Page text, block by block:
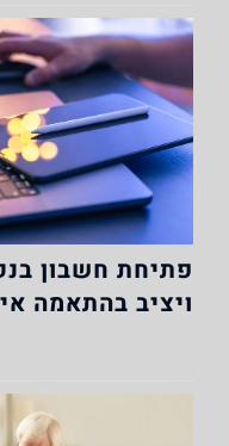
פתיחת חשבון
ויציב בהתאמה